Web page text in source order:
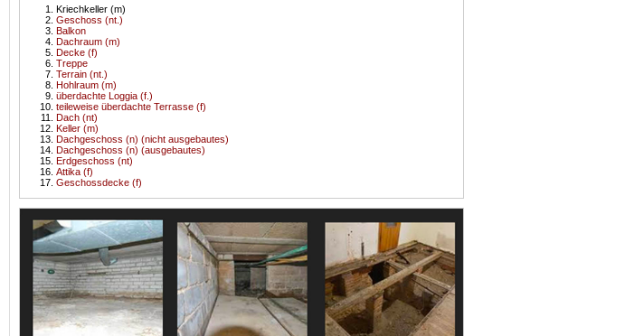
Kriechkeller (m)
Geschoss (nt.)
Balkon
Dachraum (m)
Decke (f)
Treppe
Terrain (nt.)
Hohlraum (m)
überdachte Loggia (f.)
teileweise überdachte Terrasse (f)
Dach (nt)
Keller (m)
Dachgeschoss (n) (nicht ausgebautes)
Dachgeschoss (n) (ausgebautes)
Erdgeschoss (nt)
Attika (f)
Geschossdecke (f)